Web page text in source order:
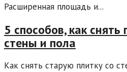
Расширенная площадь и...
5 способов, как снять
стены и пола
Как снять старую плитку со